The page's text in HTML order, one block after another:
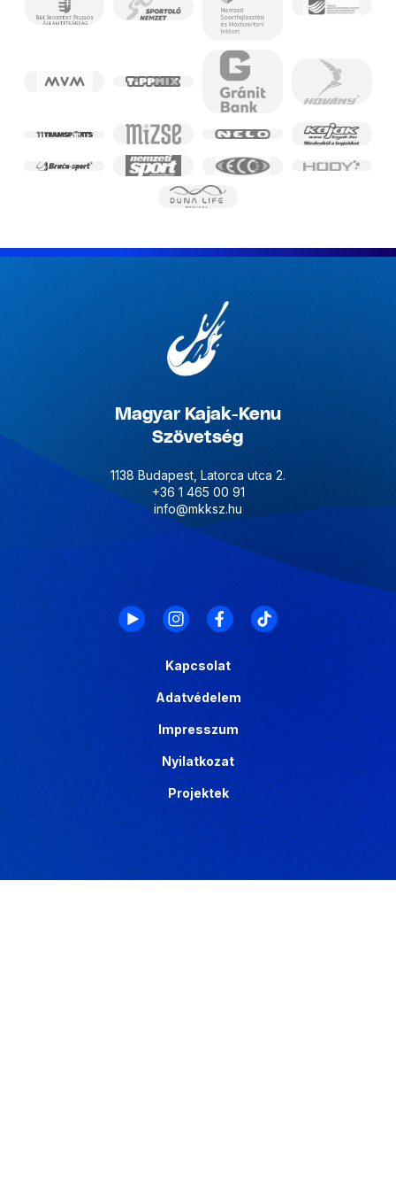
Magyar Kajak-Kenu
Szövetség
1138 Budapest, Latorca utca 2.
+36 1 465 00 91
info@mkksz.hu
Kapcsolat
Adatvédelem
Impresszum
Nyilatkozat
Projektek